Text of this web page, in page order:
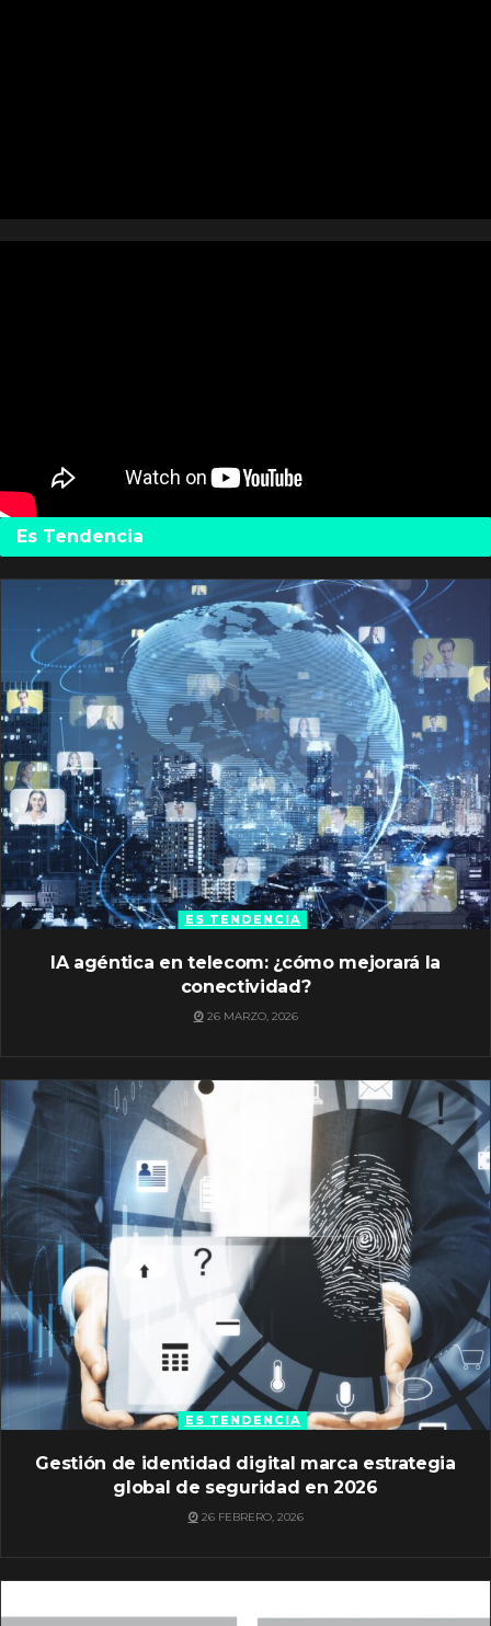
Es Tendencia
ES TENDENCIA
IA agéntica en telecom: ¿cómo mejorará la
conectividad?
26 MARZO, 2026
ES TENDENCIA
Gestión de identidad digital marca estrategia
global de seguridad en 2026
26 FEBRERO, 2026